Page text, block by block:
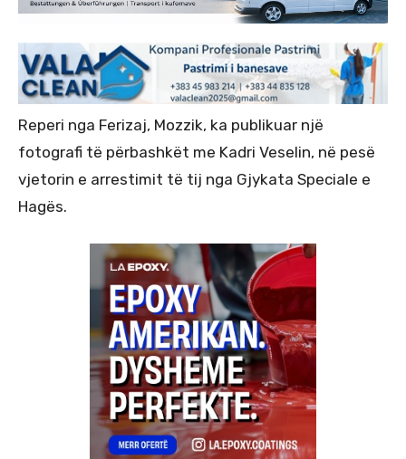
Reperi nga Ferizaj, Mozzik, ka publikuar një
fotografi të përbashkët me Kadri Veselin, në pesë
vjetorin e arrestimit të tij nga Gjykata Speciale e
Hagës.